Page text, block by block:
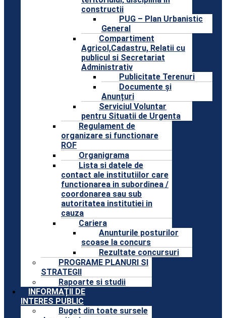
constructii
PUG – Plan Urbanistic
General
Compartiment
Agricol,Cadastru, Relatii cu
publicul si Secretariat
Administrativ
Publicitate Terenuri
Documente și
Anunțuri
Serviciul Voluntar
pentru Situatii de Urgenta
Regulament de
organizare si functionare
ROF
Organigrama
Lista si datele de
contact ale institutiilor care
functionarea in subordinea /
coordonarea sau sub
autoritatea institutiei in
cauza
Cariera
Anunturile posturilor
scoase la concurs
Rezultate concursuri
PROGRAME PLANURI SI
STRATEGII
Rapoarte si studii
INFORMAȚII DE
INTERES PUBLIC
Buget din toate sursele